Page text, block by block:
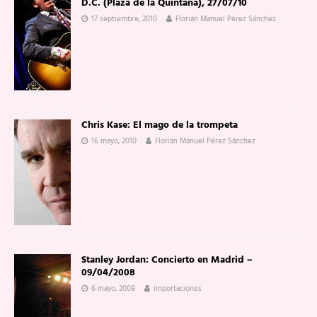
17 septiembre, 2010 Florián Manuel Pérez Sánchez
Chris Kase: El mago de la trompeta
16 mayo, 2010 Florián Manuel Pérez Sánchez
Stanley Jordan: Concierto en Madrid –
09/04/2008
6 mayo, 2008 importaciones